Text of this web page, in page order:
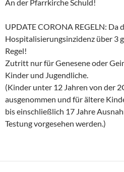
An der Pfarrkirche Schuld!
UPDATE CORONA REGELN: Da
Hospitalisierungsinzidenz über 3
Regel!
Zutritt nur für Genesene oder
Kinder und Jugendliche.
(Kinder unter 12 Jahren von der
ausgenommen und für ältere
bis einschließlich 17 Jahre
Testung vorgesehen werden.)